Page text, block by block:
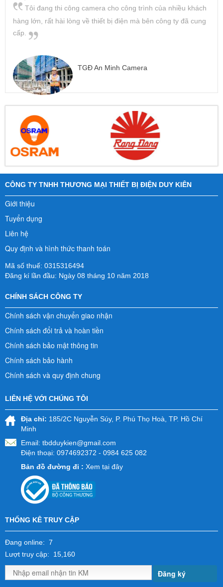
Tôi đang thi công camera cho công trình của nhiều khách
hàng lớn, rất hài lòng về thiết bị điện mà bên công ty đã cung
cấp.
TGĐ An Minh Camera
CÔNG TY TNHH THƯƠNG MẠI THIẾT BỊ ĐIỆN DUY KIÊN
Giới thiệu
Tuyển dụng
Liên hệ
Quy định và hình thức thanh toán
Mã số thuế: 0315316494
Đăng kí lần đầu: Ngày 08 tháng 10 năm 2018
CHÍNH SÁCH CÔNG TY
Chính sách vận chuyển giao nhận
Chính sách đổi trả và hoàn tiền
Chính sách bảo mật thông tin
Chính sách bảo hành
Chính sách và quy định chung
LIÊN HỆ VỚI CHÚNG TÔI
Địa chỉ: 185/2C Nguyễn Súy, P. Phú Thọ Hoà, TP. Hồ Chí
Minh
Email: tbdduykien@gmail.com
Điện thoại: 0974692372 - 0984 625 082
Bản đồ đường đi : Xem tại đây
THỐNG KÊ TRUY CẬP
Đang online: 7
Lượt truy cập: 15,160
Đăng ký